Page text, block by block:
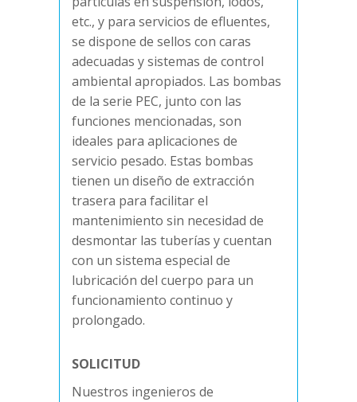
etc., y para servicios de efluentes,
se dispone de sellos con caras
adecuadas y sistemas de control
ambiental apropiados. Las bombas
de la serie PEC, junto con las
funciones mencionadas, son
ideales para aplicaciones de
servicio pesado. Estas bombas
tienen un diseño de extracción
trasera para facilitar el
mantenimiento sin necesidad de
desmontar las tuberías y cuentan
con un sistema especial de
lubricación del cuerpo para un
funcionamiento continuo y
prolongado.
SOLICITUD
Nuestros ingenieros de